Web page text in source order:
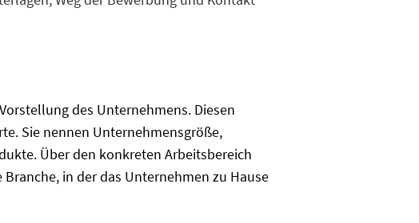
des Unternehmens. Diesen
Sie nennen Unternehmensgröße,
Über den konkreten Arbeitsbereich
in der das Unternehmen zu Hause